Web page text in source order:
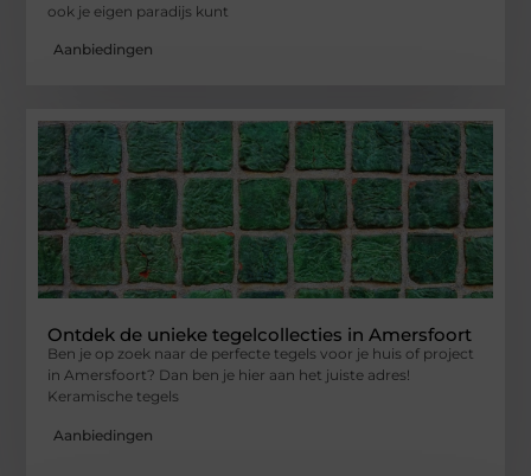
ook je eigen paradijs kunt
Aanbiedingen
Ontdek de unieke tegelcollecties in Amersfoort
Ben je op zoek naar de perfecte tegels voor je huis of project
in Amersfoort? Dan ben je hier aan het juiste adres!
Keramische tegels
Aanbiedingen